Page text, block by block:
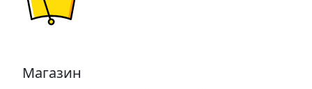
Магазин